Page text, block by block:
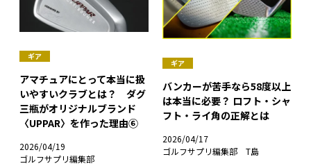
ギア
アマチュアにとって本当に扱
いやすいクラブとは？ ダグ
三瓶がオリジナルブランド
〈UPPAR〉を作った理由⑥
2026/04/19
ゴルフサプリ編集部
ギア
バンカーが苦手なら58度以上
は本当に必要？ ロフト・シャ
フト・ライ角の正解とは
2026/04/17
ゴルフサプリ編集部 T島